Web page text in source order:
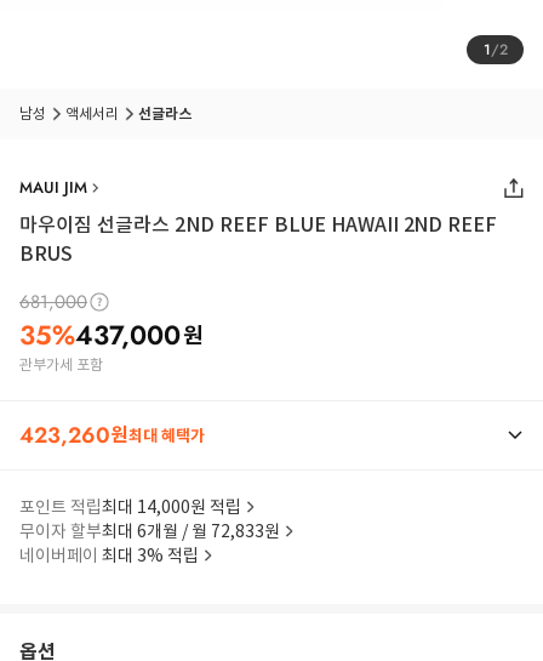
1/2
남성 액세서리 선글라스
MAUI JIM
마우이짐 선글라스 2ND REEF BLUE HAWAII 2ND REEF
BRUS
681,000
35%437,000원
관부가세 포함
423,260원최대 혜택가
포인트 적립최대 14,000원 적립
무이자 할부최대 6개월 / 월 72,833원
네이버페이 최대 3% 적립
옵션